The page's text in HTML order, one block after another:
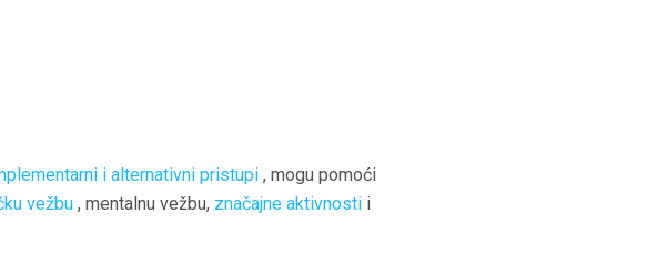
i alternativni pristupi , mogu pomoći
vežbu , mentalnu vežbu, značajne aktivnosti i